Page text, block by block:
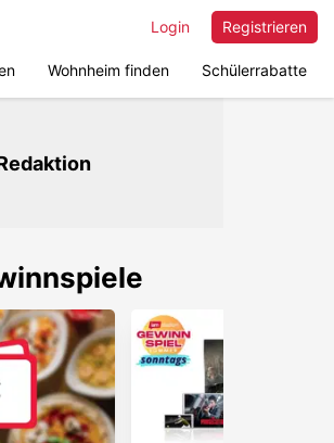
Registrieren
Login
Wohnheim finden Schülerrabatte